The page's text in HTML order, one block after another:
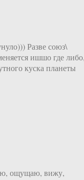
Разве союз\
ишшо где
куска планеты
ощущаю, вижу,